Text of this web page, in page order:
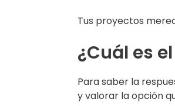
Tus proyectos
¿Cuál es
Para saber la
y valorar la opción